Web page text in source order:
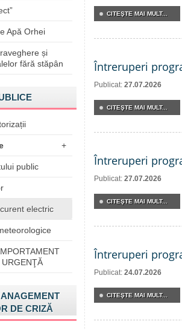
Apă Orhei
și
fără stăpân
+
public
electric
DE CRIZĂ
CITEŞTE MAI MULT...
Întreruperi
Publicat: 27.07.2026
CITEŞTE MAI MULT...
Întreruperi
Publicat: 27.07.2026
CITEŞTE MAI MULT...
Întreruperi
Publicat: 24.07.2026
CITEŞTE MAI MULT...